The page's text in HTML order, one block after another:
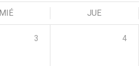
MIÉ JUE
3 4